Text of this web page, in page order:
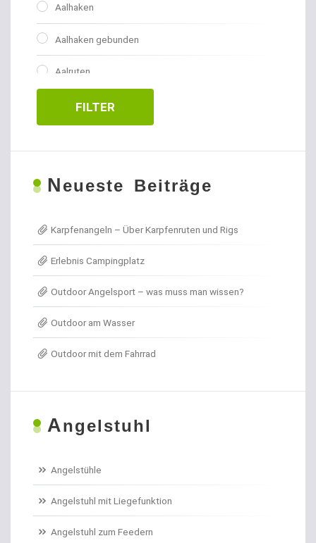
Aalhaken
Aalhaken gebunden
Aalruten
Abhakmatten
Angel- / Jagd- & Outdoormesser
Angelkoffer
Angelrollen für das Forellenangeln
Angelschnur Dorsch
Angelschnur Feedern
FILTER
Neueste Beiträge
Karpfenangeln – Über Karpfenruten und Rigs
Erlebnis Campingplatz
Outdoor Angelsport – was muss man wissen?
Outdoor am Wasser
Outdoor mit dem Fahrrad
Angelstuhl
Angelstühle
Angelstuhl mit Liegefunktion
Angelstuhl zum Feedern